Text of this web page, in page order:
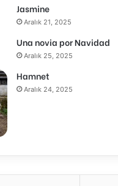
Jasmine
Aralık 21, 2025
Una novia por Navidad
Aralık 25, 2025
Hamnet
Aralık 24, 2025